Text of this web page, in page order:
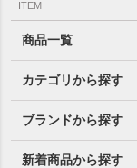
ITEM
商品一覧
カテゴリから探す
ブランドから探す
新着商品から探す